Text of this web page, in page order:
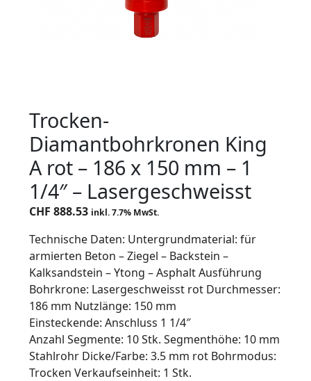
Trocken-
Diamantbohrkronen King
A rot – 186 x 150 mm – 1
1/4″ – Lasergeschweisst
CHF 888.53 inkl. 7.7% MwSt.
Technische Daten: Untergrundmaterial: für
armierten Beton – Ziegel – Backstein –
Kalksandstein – Ytong – Asphalt Ausführung
Bohrkrone: Lasergeschweisst rot Durchmesser:
186 mm Nutzlänge: 150 mm
Einsteckende: Anschluss 1 1/4″
Anzahl Segmente: 10 Stk. Segmenthöhe: 10 mm
Stahlrohr Dicke/Farbe: 3.5 mm rot Bohrmodus:
Trocken Verkaufseinheit: 1 Stk.